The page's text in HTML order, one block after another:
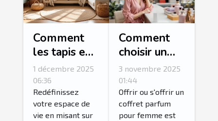
Comment
les tapis en
jute peuvent
transformer
votre
intérieur ?
1 décembre 2025
06:36
Redéfinissez
votre espace de
vie en misant sur
Comment
choisir un
coffret
parfum pour
femme idéal
?
3 novembre 2025
01:44
Offrir ou s'offrir un
coffret parfum
pour femme est